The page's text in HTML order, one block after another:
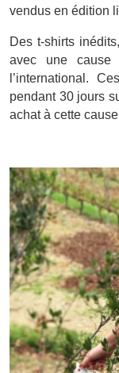
vendus en édition
Des t-shirts
avec une
l’international.
pendant 30 jours
achat à cette